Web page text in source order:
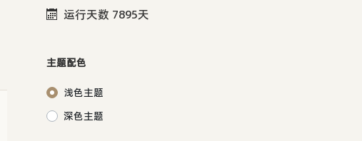
运行天数 7895天
主题配色
浅色主题
深色主题